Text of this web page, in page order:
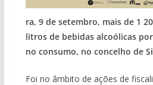
ra, 9 de setembro, mais de 1
litros de bebidas alcoólicas
no consumo, no concelho de
Foi no âmbito de ações de